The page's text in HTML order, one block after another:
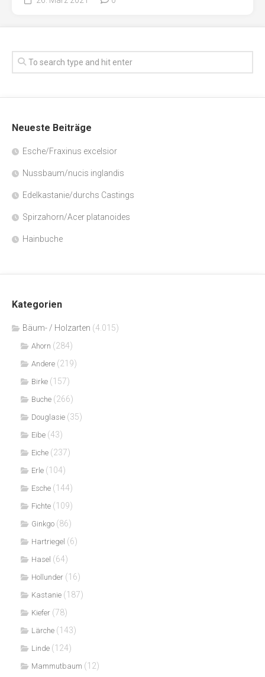
Neueste Beiträge
Esche/Fraxinus excelsior
Nussbaum/nucis inglandis
Edelkastanie/durchs Castings
Spirzahorn/Acer platanoides
Hainbuche
Kategorien
Bäum- / Holzarten (4.015)
Ahorn (284)
Andere (219)
Birke (157)
Buche (266)
Douglasie (35)
Eibe (43)
Eiche (237)
Erle (104)
Esche (144)
Fichte (109)
Ginkgo (86)
Hartriegel (6)
Hasel (64)
Hollunder (16)
Kastanie (187)
Kiefer (78)
Lärche (143)
Linde (124)
Mammutbaum (12)